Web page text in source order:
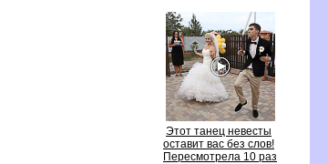
Этот танец невесты
оставит вас без слов!
Пересмотрела 10 раз